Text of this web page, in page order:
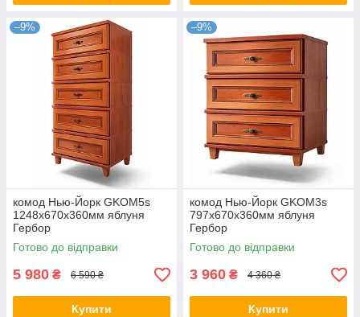
–9%
комод Нью-Йорк GKOM5s
1248х670х360мм яблуня
Гербор
Готово до відправки
5 980 ₴ 6 590 ₴
Купити
–9%
комод Нью-Йорк GKOM3s
797х670х360мм яблуня
Гербор
Готово до відправки
3 960 ₴ 4 360 ₴
Купити